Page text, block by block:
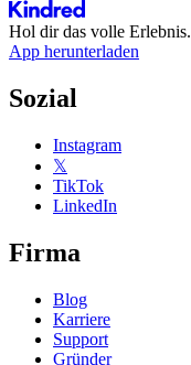
Hol dir das volle Erlebnis.
App herunterladen
Sozial
Instagram
𝕏
TikTok
LinkedIn
Firma
Blog
Karriere
Support
Gründer